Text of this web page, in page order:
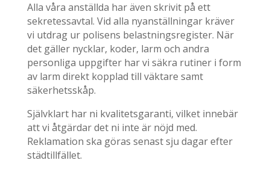
Alla våra anställda har även skrivit på ett
sekretessavtal. Vid alla nyanställningar kräver
vi utdrag ur polisens belastningsregister. När
det gäller nycklar, koder, larm och andra
personliga uppgifter har vi säkra rutiner i form
av larm direkt kopplad till väktare samt
säkerhetsskåp.
Självklart har ni kvalitetsgaranti, vilket innebär
att vi åtgärdar det ni inte är nöjd med.
Reklamation ska göras senast sju dagar efter
städtillfället.